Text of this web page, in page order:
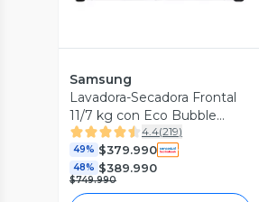
Samsung
Lavadora-Secadora Frontal
11/7 kg con Eco Bubble
WD11TA046BX/ZS
4.4(219)
49% $379.990
48% $389.990
$749.990